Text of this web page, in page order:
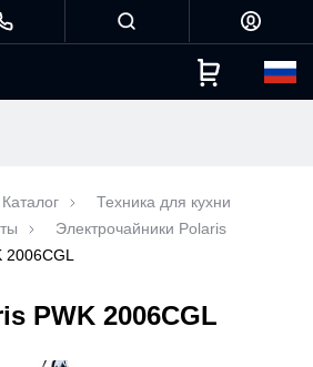
Каталог
Техника для кухни
Электрочайники Polaris
PWK 2006CGL